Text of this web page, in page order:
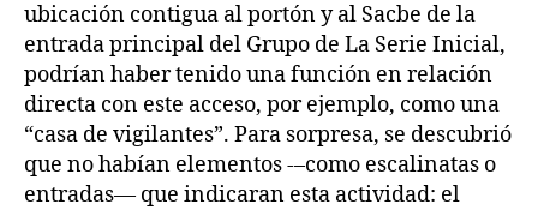
ubicación contigua al portón y al Sacbe de la
entrada principal del Grupo de La Serie Inicial,
podrían haber tenido una función en relación
directa con este acceso, por ejemplo, como una
“casa de vigilantes”. Para sorpresa, se descubrió
que no habían elementos -–como escalinatas o
entradas— que indicaran esta actividad: el